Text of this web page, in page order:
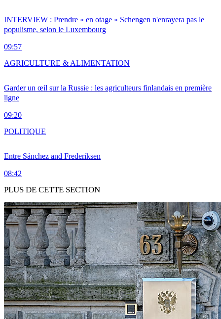
INTERVIEW : Prendre « en otage » Schengen n'enrayera pas le
populisme, selon le Luxembourg
09:57
Garder un œil sur la Russie : les agriculteurs finlandais en première
ligne
09:20
AGRICULTURE & ALIMENTATION
Entre Sánchez and Frederiksen
08:42
POLITIQUE
PLUS DE CETTE SECTION